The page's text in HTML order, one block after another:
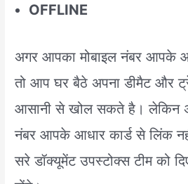
OFFLINE
अगर आपका मोबाइल नंबर आपके
तो आप घर बैठे अपना डीमैट और
आसानी से खोल सकते है। लेकिन
नंबर आपके आधार कार्ड से लिंक
सरे डॉक्यूमेंट उपस्टोक्स टीम को